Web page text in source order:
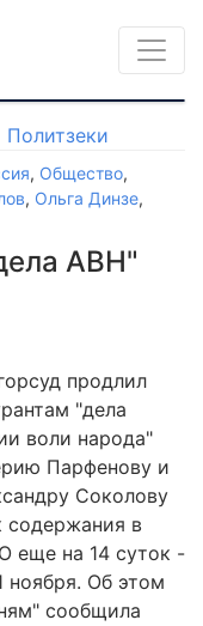
Политзеки
, Общество,
, Ольга Динзе,
АВН"
продлил
"дела
воли народа"
Парфенову и
Соколову
содержания в
еще на 14 суток -
ноября. Об этом
сообщила